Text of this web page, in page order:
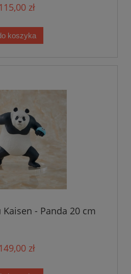
115,00 zł
koszyka
Kaisen - Panda 20 cm
149,00 zł